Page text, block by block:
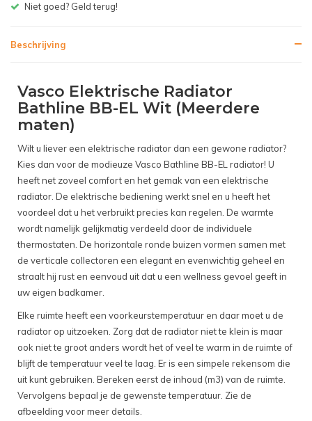
Gratis bezorgen v.a. € 150,- (NL)
Beschrijving
Vasco Elektrische Radiator
Bathline BB-EL Wit (Meerdere
maten)
Wilt u liever een elektrische radiator dan een gewone radiator?
Kies dan voor de modieuze Vasco Bathline BB-EL radiator! U
heeft net zoveel comfort en het gemak van een elektrische
radiator. De elektrische bediening werkt snel en u heeft het
voordeel dat u het verbruikt precies kan regelen. De warmte
wordt namelijk gelijkmatig verdeeld door de individuele
thermostaten. De horizontale ronde buizen vormen samen met
de verticale collectoren een elegant en evenwichtig geheel en
straalt hij rust en eenvoud uit dat u een wellness gevoel geeft in
uw eigen badkamer.
Elke ruimte heeft een voorkeurstemperatuur en daar moet u de
radiator op uitzoeken. Zorg dat de radiator niet te klein is maar
ook niet te groot anders wordt het of veel te warm in de ruimte of
blijft de temperatuur veel te laag. Er is een simpele rekensom die
uit kunt gebruiken. Bereken eerst de inhoud (m3) van de ruimte.
Vervolgens bepaal je de gewenste temperatuur. Zie de
afbeelding voor meer details.